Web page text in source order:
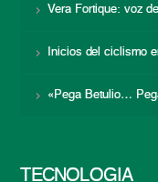
Vera Fortique: voz
Inicios del ciclismo
«Pega Betulio…
TECNOLOGÍA